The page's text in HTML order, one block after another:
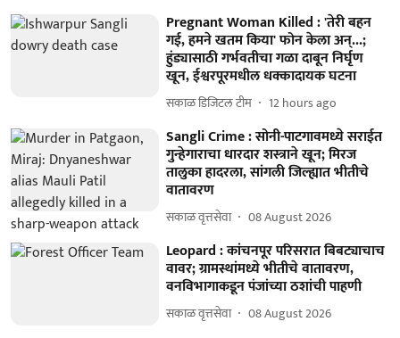
Pregnant Woman Killed : 'तेरी बहन
गई, हमने खतम किया' फोन केला अन्...;
हुंड्यासाठी गर्भवतीचा गळा दाबून निर्घृण
खून, ईश्वरपूरमधील धक्कादायक घटना
सकाळ डिजिटल टीम 12 hours ago
Sangli Crime : सोनी-पाटगावमध्ये सराईत
गुन्हेगाराचा धारदार शस्त्राने खून; मिरज
तालुका हादरला, सांगली जिल्ह्यात भीतीचे
वातावरण
सकाळ वृत्तसेवा 08 August 2026
Leopard : कांचनपूर परिसरात बिबट्याचाच
वावर; ग्रामस्थांमध्ये भीतीचे वातावरण,
वनविभागाकडून पंजांच्या ठशांची पाहणी
सकाळ वृत्तसेवा 08 August 2026